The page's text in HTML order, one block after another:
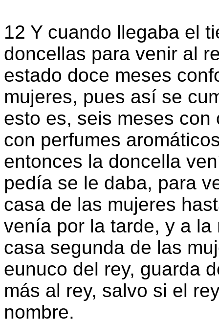
12 Y cuando llegaba el
doncellas para venir al
estado doce meses
mujeres, pues así se
esto es, seis meses
con perfumes
entonces la doncella
pedía se le daba, para
casa de las mujeres
venía por la tarde, y a
casa segunda de las
eunuco del rey, guarda
más al rey, salvo si el
nombre.